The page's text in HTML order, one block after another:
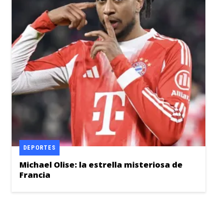
Michael Olise: la estrella misteriosa de
Francia
DEPORTES